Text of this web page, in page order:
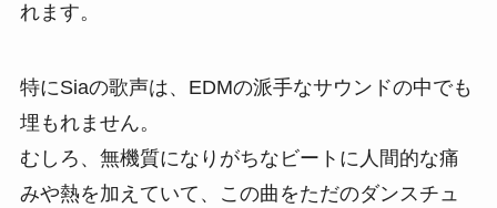
れます。
特にSiaの歌声は、EDMの派手なサウンドの中でも
埋もれません。
むしろ、無機質になりがちなビートに人間的な痛
みや熱を加えていて、この曲をただのダンスチュ